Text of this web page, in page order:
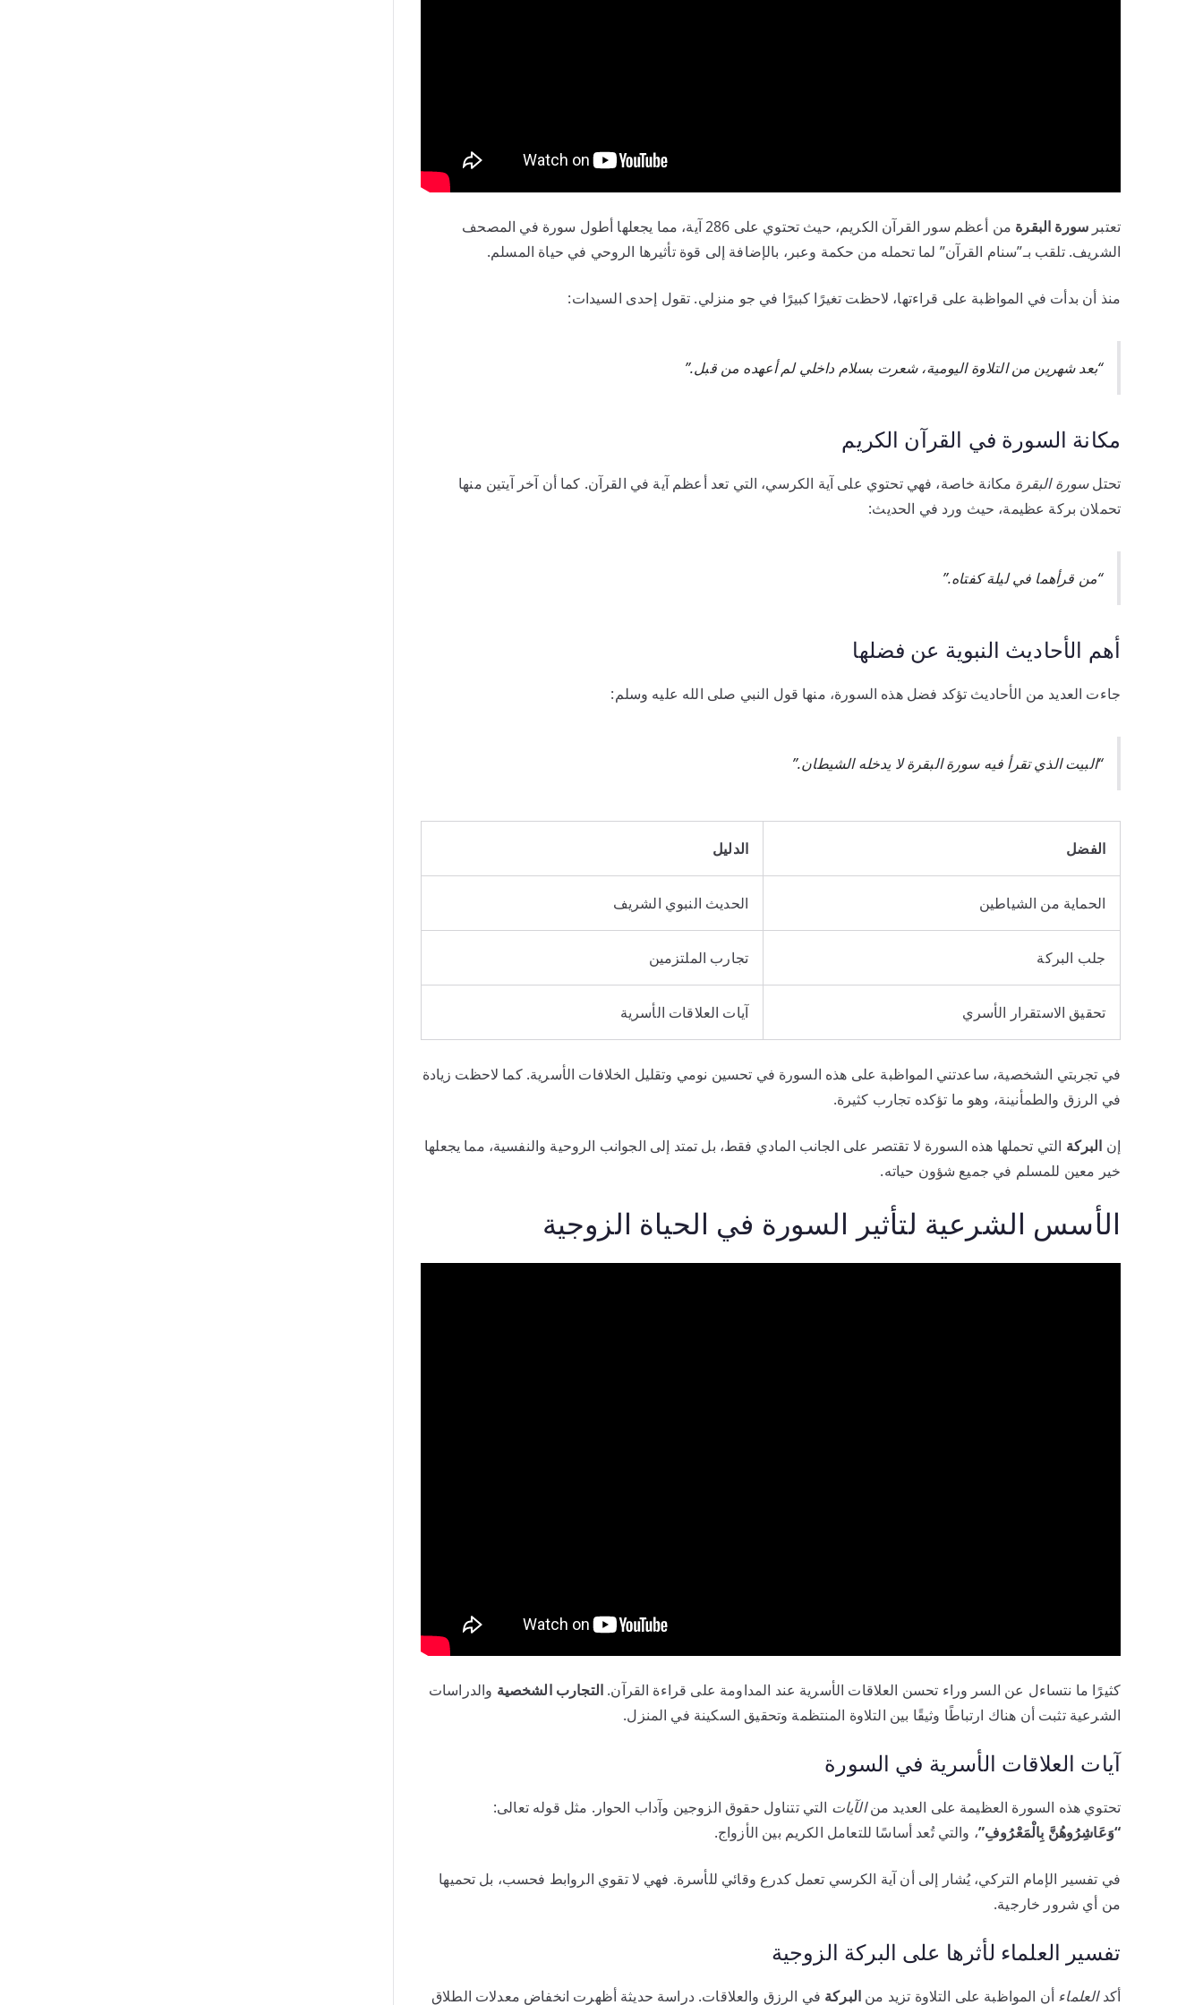
تعتبر سورة البقرة
من أعظم سور القرآن الكريم، حيث تحتوي على 286 آية، مما يجعلها أطول سورة في المصحف
الشريف. تلقب بـ”سنام القرآن” لما تحمله من حكمة وعبر، بالإضافة إلى قوة تأثيرها الروحي في حياة المسلم.
منذ أن بدأت في المواظبة على قراءتها، لاحظت تغيرًا كبيرًا في جو منزلي. تقول إحدى السيدات:
“بعد شهرين من التلاوة اليومية، شعرت بسلام داخلي لم أعهده من قبل.”
مكانة السورة في القرآن الكريم
تحتلسورة البقرة مكانة خاصة، فهي تحتوي على آية الكرسي، التي تعد أعظم آية في القرآن. كما أن آخر آيتين منها
تحملان بركة عظيمة، حيث ورد في الحديث:
“من قرأهما في ليلة كفتاه.”
أهم الأحاديث النبوية عن فضلها
جاءت العديد من الأحاديث تؤكد فضل هذه السورة، منها قول النبي صلى الله عليه وسلم:
“البيت الذي تقرأ فيه سورة البقرة لا يدخله الشيطان.”
الفضل الدليل
الحماية من الشياطين الحديث النبوي الشريف
جلب البركة تجارب الملتزمين
تحقيق الاستقرار الأسري آيات العلاقات الأسرية
في تجربتي الشخصية، ساعدتني المواظبة على هذه السورة في تحسين نومي وتقليل الخلافات الأسرية. كما لاحظت زيادة
في الرزق والطمأنينة، وهو ما تؤكده تجارب كثيرة.
إن البركة التي تحملها هذه السورة لا تقتصر على الجانب المادي فقط، بل تمتد إلى الجوانب الروحية والنفسية، مما يجعلها
خير معين للمسلم في جميع شؤون حياته.
الأسس الشرعية لتأثير السورة في الحياة الزوجية
كثيرًا ما نتساءل عن السر وراء تحسن العلاقات الأسرية عند المداومة على قراءة القرآن. التجارب الشخصية والدراسات
الشرعية تثبت أن هناك ارتباطًا وثيقًا بين التلاوة المنتظمة وتحقيق السكينة في المنزل.
آيات العلاقات الأسرية في السورة
تحتوي هذه السورة العظيمة على العديد منالآيات التي تتناول حقوق الزوجين وآداب الحوار. مثل قوله تعالى:
“وَعَاشِرُوهُنَّ بِالْمَعْرُوفِ”، والتي تُعد أساسًا للتعامل الكريم بين الأزواج.
في تفسير الإمام التركي، يُشار إلى أن آية الكرسي تعمل كدرع وقائي للأسرة. فهي لا تقوي الروابط فحسب، بل تحميها
من أي شرور خارجية.
تفسير العلماء لأثرها على البركة الزوجية
أكدالعلماء أن المواظبة على التلاوة تزيد من البركة في الرزق والعلاقات. دراسة حديثة أظهرت انخفاض معدلات الطلاق